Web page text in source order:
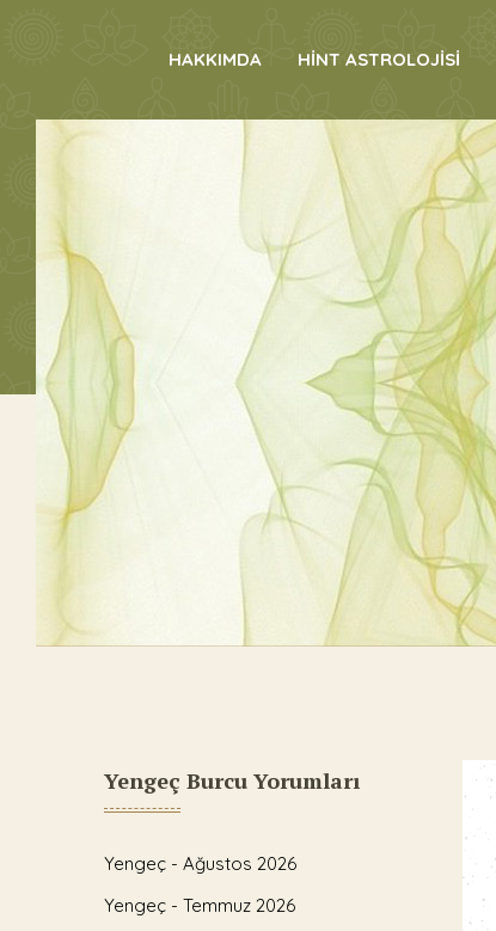
HAKKIMDA HİNT ASTROLOJİSİ
Yengeç Burcu Yorumları
Yengeç - Ağustos 2026
Yengeç - Temmuz 2026